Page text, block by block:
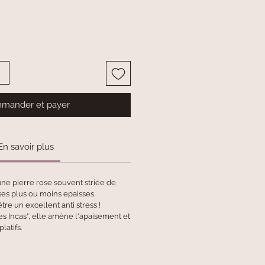
et payer
savoir plus
pierre rose souvent striée de
plus ou moins epaisses.
un excellent anti stress !
Incas", elle amène l'apaisement et